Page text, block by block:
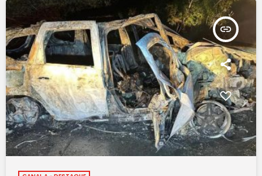
insert_link